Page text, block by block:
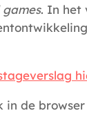
. In het
in de browser